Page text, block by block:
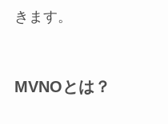
きます。
MVNOとは？